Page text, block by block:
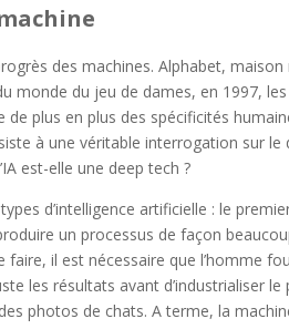
des machines. Alphabet,
monde du jeu de dames, en 1997, les
plus en plus des spécificités
à une véritable interrogation sur
est-elle une deep tech ?
d’intelligence artificielle : le
un processus de façon
il est nécessaire que l’homme
les résultats avant d’industrialiser le
photos de chats. A terme, la